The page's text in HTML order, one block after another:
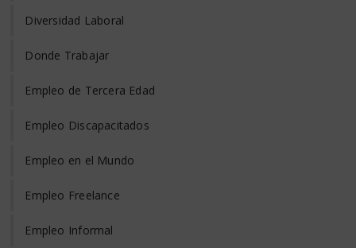
Diversidad Laboral
Donde Trabajar
Empleo de Tercera Edad
Empleo Discapacitados
Empleo en el Mundo
Empleo Freelance
Empleo Informal